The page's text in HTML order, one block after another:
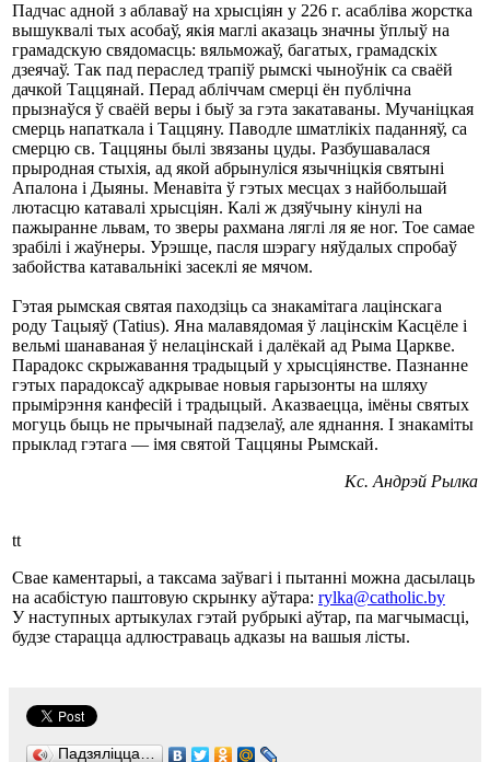
Падчас адной з аблаваў на хрысціян у 226 г. асабліва жорстка
вышуквалі тых асобаў, якія маглі аказаць значны ўплыў на
грамадскую свядомасць: вяльможаў, багатых, грамадскіх
дзеячаў. Так пад пераслед трапіў рымскі чыноўнік са сваёй
дачкой Таццянай. Перад абліччам смерці ён публічна
прызнаўся ў сваёй веры і быў за гэта закатаваны. Мучаніцкая
смерць напаткала і Таццяну. Паводле шматлікіх паданняў, са
смерцю св. Таццяны былі звязаны цуды. Разбушавалася
прыродная стыхія, ад якой абрынуліся язычніцкія святыні
Апалона і Дыяны. Менавіта ў гэтых месцах з найбольшай
лютасцю катавалі хрысціян. Калі ж дзяўчыну кінулі на
пажыранне львам, то зверы рахмана ляглі ля яе ног. Тое самае
зрабілі і жаўнеры. Урэшце, пасля шэрагу няўдалых спробаў
забойства катавальнікі засеклі яе мячом.
Гэтая рымская святая паходзіць са знакамітага лацінскага
роду Тацыяў (Tatius). Яна малавядомая ў лацінскім Касцёле і
вельмі шанаваная ў нелацінскай і далёкай ад Рыма Царкве.
Парадокс скрыжавання традыцый у хрысціянстве. Пазнанне
гэтых парадоксаў адкрывае новыя гарызонты на шляху
прымірэння канфесій і традыцый. Аказваецца, імёны святых
могуць быць не прычынай падзелаў, але яднання. І знакаміты
прыклад гэтага — імя святой Таццяны Рымскай.
Кс. Андрэй Рылка
tt
Свае каментарыі, а таксама заўвагі і пытанні можна дасылаць
на асабістую паштовую скрынку аўтара: rylka@catholic.by
У наступных артыкулах гэтай рубрыкі аўтар, па магчымасці,
будзе старацца адлюстраваць адказы на вашыя лісты.
Падзяліцца…